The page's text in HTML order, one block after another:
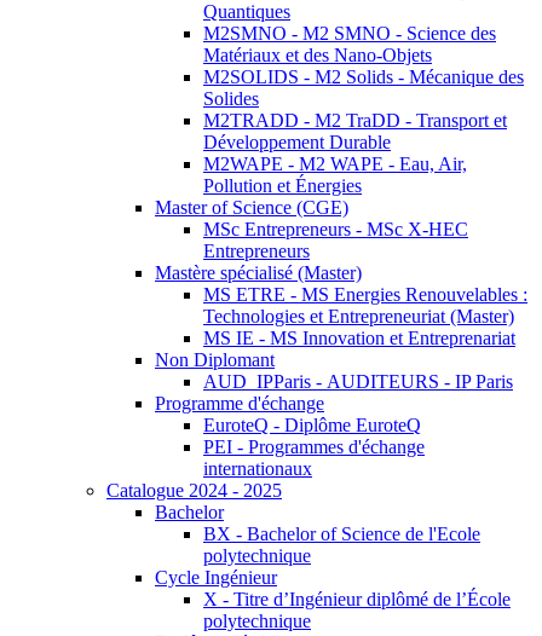
Quantiques
M2SMNO - M2 SMNO - Science des
Matériaux et des Nano-Objets
M2SOLIDS - M2 Solids - Mécanique des
Solides
M2TRADD - M2 TraDD - Transport et
Développement Durable
M2WAPE - M2 WAPE - Eau, Air,
Pollution et Énergies
Master of Science (CGE)
MSc Entrepreneurs - MSc X-HEC
Entrepreneurs
Mastère spécialisé (Master)
MS ETRE - MS Energies Renouvelables :
Technologies et Entrepreneuriat (Master)
MS IE - MS Innovation et Entreprenariat
Non Diplomant
AUD_IPParis - AUDITEURS - IP Paris
Programme d'échange
EuroteQ - Diplôme EuroteQ
PEI - Programmes d'échange
internationaux
Catalogue 2024 - 2025
Bachelor
BX - Bachelor of Science de l'Ecole
polytechnique
Cycle Ingénieur
X - Titre d’Ingénieur diplômé de l’École
polytechnique